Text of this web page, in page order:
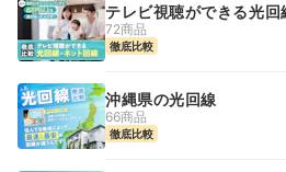
テレビ視聴ができる光
72商品
徹底比較
沖縄県の光回線
66商品
徹底比較